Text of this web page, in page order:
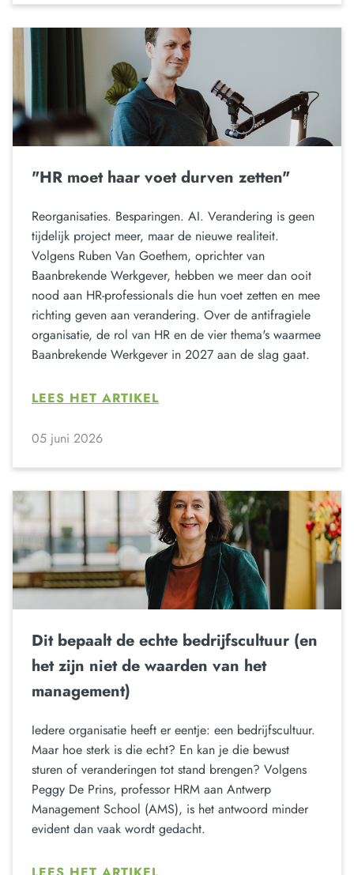
"HR moet haar voet durven zetten"
Reorganisaties. Besparingen. AI. Verandering is geen
tijdelijk project meer, maar de nieuwe realiteit.
Volgens Ruben Van Goethem, oprichter van
Baanbrekende Werkgever, hebben we meer dan ooit
nood aan HR-professionals die hun voet zetten en mee
richting geven aan verandering. Over de antifragiele
organisatie, de rol van HR en de vier thema's waarmee
Baanbrekende Werkgever in 2027 aan de slag gaat.
LEES HET ARTIKEL
05 juni 2026
Dit bepaalt de echte bedrijfscultuur (en
het zijn niet de waarden van het
management)
Iedere organisatie heeft er eentje: een bedrijfscultuur.
Maar hoe sterk is die echt? En kan je die bewust
sturen of veranderingen tot stand brengen? Volgens
Peggy De Prins, professor HRM aan Antwerp
Management School (AMS), is het antwoord minder
evident dan vaak wordt gedacht.